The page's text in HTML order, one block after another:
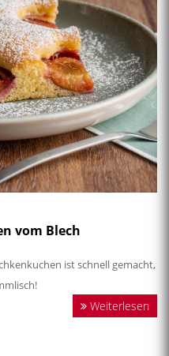
vom Blech
ist schnell gemacht,
Weiterlesen